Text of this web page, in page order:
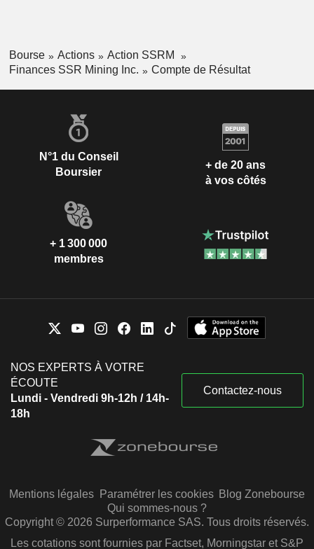
Bourse Actions
Action SSRM
Finances SSR Mining Inc.
Compte de Résultat
N°1 du Conseil
Boursier
+ de 20 ans
à vos côtés
+ 1 300 000
membres
NOS EXPERTS À VOTRE
ÉCOUTE
Lundi - Vendredi 9h-12h / 14h-
18h
Contactez-nous
Mentions légales Paramétrer les cookies Blog Zonebourse
Qui sommes-nous ?
Copyright © 2026 Surperformance SAS. Tous droits réservés.
Les cotations sont fournies par Factset, Morningstar et S&P